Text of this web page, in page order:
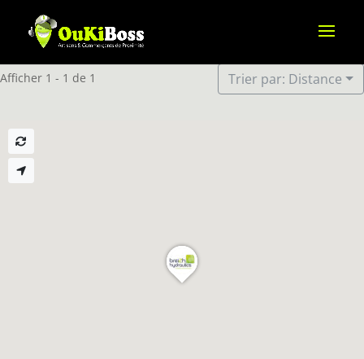
Afficher 1 - 1 de 1 Trier par: Distance